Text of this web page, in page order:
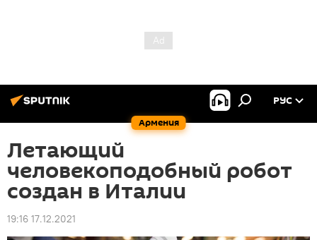
Армения
РУС
Летающий
человекоподобный робот
создан в Италии
19:16 17.12.2021